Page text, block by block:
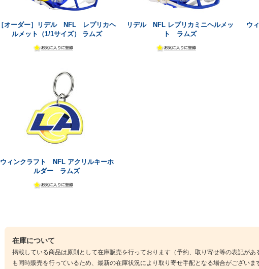
［オーダー］リデル NFL レプリカヘ
ルメット（1/1サイズ） ラムズ
リデル NFL レプリカミニヘルメッ
ト ラムズ
ウ
ウィンクラフト NFL アクリルキーホ
ルダー ラムズ
在庫について
掲載している商品は原則として在庫販売を行っております（予約、取り寄せ等の表記があ
も同時販売を行っているため、最新の在庫状況により取り寄せ手配となる場合がござい